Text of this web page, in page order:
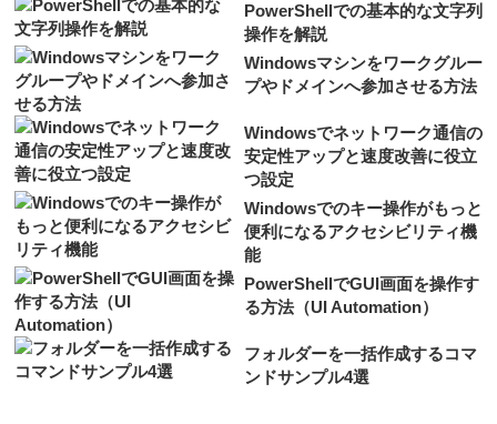
PowerShellでの基本的な文字列
操作を解説
Windowsマシンをワークグルー
プやドメインへ参加させる方法
Windowsでネットワーク通信の
安定性アップと速度改善に役立
つ設定
Windowsでのキー操作がもっと
便利になるアクセシビリティ機
能
PowerShellでGUI画面を操作す
る方法（UI Automation）
フォルダーを一括作成するコマ
ンドサンプル4選